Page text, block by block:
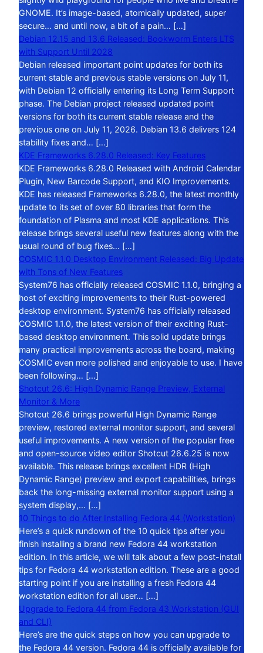
GNOME. It’s image-based, atomically updated, super
secure… and until now, a bit of a pain… […]
Debian 12.15 and 13.6 Released: Bookworm Enters LTS
with Support Until 2028
Debian released important point updates for both its
current stable and previous stable versions on July 11,
with Debian 12 officially entering its Long Term Support
phase. The Debian project released updated point
versions for both its current stable release and the
previous one on July 11, 2026. Debian 13.6 delivers 124
stability fixes and… […]
KDE Frameworks 6.28.0 Released: Key Features
KDE Frameworks 6.28.0 Released with Android Calendar
Plugin, New Barcode Support, and KIO Improvements.
KDE has released Frameworks 6.28.0, the latest monthly
update to its set of over 80 libraries that form the
foundation of Plasma and most KDE applications. This
release brings several useful new features along with the
usual round of bug fixes… […]
COSMIC 1.1.0 Desktop Environment Released: Big Update
with Tons of New Features
System76 has officially released COSMIC 1.1.0, bringing a
host of exciting improvements to their Rust-powered
desktop environment. System76 has officially released
COSMIC 1.1.0, the latest version of their exciting Rust-
based desktop environment. This solid update brings
many practical improvements across the board, making
COSMIC even more polished and enjoyable to use. I have
been following… […]
Shotcut 26.6: High Dynamic Range Preview, External
Monitor & More
Shotcut 26.6 brings powerful High Dynamic Range
preview, restored external monitor support, and several
useful improvements. A new version of the popular free
and open-source video editor Shotcut 26.6.25 is now
available. This release brings excellent HDR (High
Dynamic Range) preview and export capabilities, brings
back the long-missing external monitor support using a
system display,… […]
10 Things to do After Installing Fedora 44 (Workstation)
Here’s a quick rundown of the 10 quick tips after you
finish installing a brand new Fedora 44 workstation
edition. In this article, we will talk about a few post-install
tips for Fedora 44 workstation edition. These are a good
starting point if you are installing a fresh Fedora 44
workstation edition for all user… […]
Upgrade to Fedora 44 from Fedora 43 Workstation (GUI
and CLI)
Here’s are the quick steps on how you can upgrade to
the Fedora 44 version. Fedora 44 is officially available for